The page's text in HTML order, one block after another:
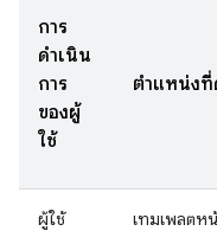
การ
ดำเนิน
การ
ของผู้
ใช้
ตำแหน่งที่
ผู้ใช้
เทมเพลตห